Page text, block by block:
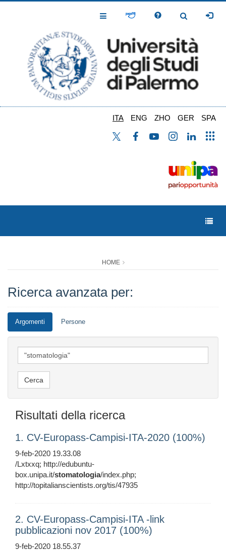
Toggle
Toggle
ITA ENG ZHO GER SPA
HOME
Ricerca avanzata per:
Argomenti Persone
Risultati della ricerca
1. CV-Europass-Campisi-ITA-2020 (100%)
9-feb-2020 19.33.08
/Lxtxxq; http://edubuntu-
box.unipa.it/stomatologia/index.php;
http://topitalianscientists.org/tis/47935
2. CV-Europass-Campisi-ITA -link
pubblicazioni nov 2017 (100%)
9-feb-2020 18.55.37